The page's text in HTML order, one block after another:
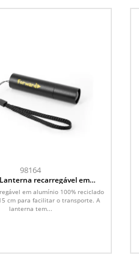
98164
Lanterna recarregável em
100% reciclado com ponta
de 30 mm
em alumínio 100% reciclado
cm para facilitar o transporte. A
lanterna tem...